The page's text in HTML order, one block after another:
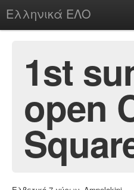
Ελληνικά ΕΛΟ
chesstu.be @ discord
Login
1st
open